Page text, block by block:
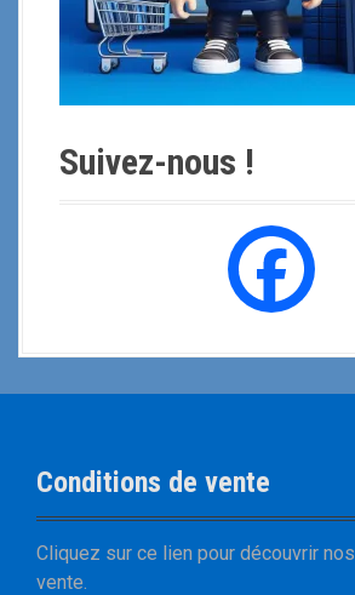
Suivez-nous !
Conditions de vente
Cliquez sur ce lien pour découvrir nos
vente.